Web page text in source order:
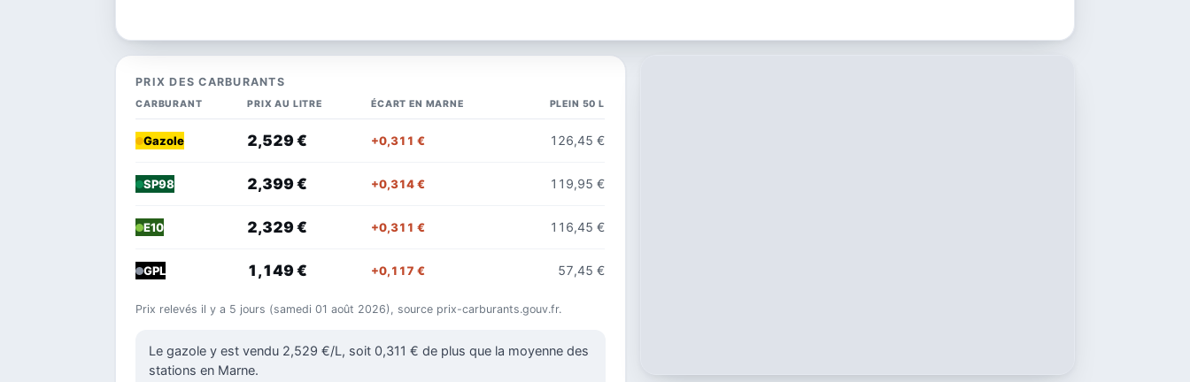
PRIX DES CARBURANTS
CARBURANT PRIX AU LITRE ÉCART EN MARNE PLEIN 50 L
Gazole 2,529 € +0,311 € 126,45 €
SP98 2,399 € +0,314 € 119,95 €
E10 2,329 € +0,311 € 116,45 €
GPL 1,149 € +0,117 € 57,45 €
Prix relevés il y a 5 jours (samedi 01 août 2026), source prix-carburants.gouv.fr.
Le gazole y est vendu 2,529 €/L, soit 0,311 € de plus que la moyenne des
stations en Marne.